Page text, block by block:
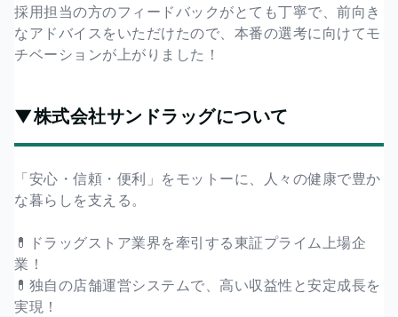
採用担当の方のフィードバックがとても丁寧で、前向き
なアドバイスをいただけたので、本番の選考に向けてモ
チベーションが上がりました！
▼株式会社サンドラッグについて
「安心・信頼・便利」をモットーに、人々の健康で豊か
な暮らしを支える。
💊ドラッグストア業界を牽引する東証プライム上場企
業！
💊独自の店舗運営システムで、高い収益性と安定成長を
実現！